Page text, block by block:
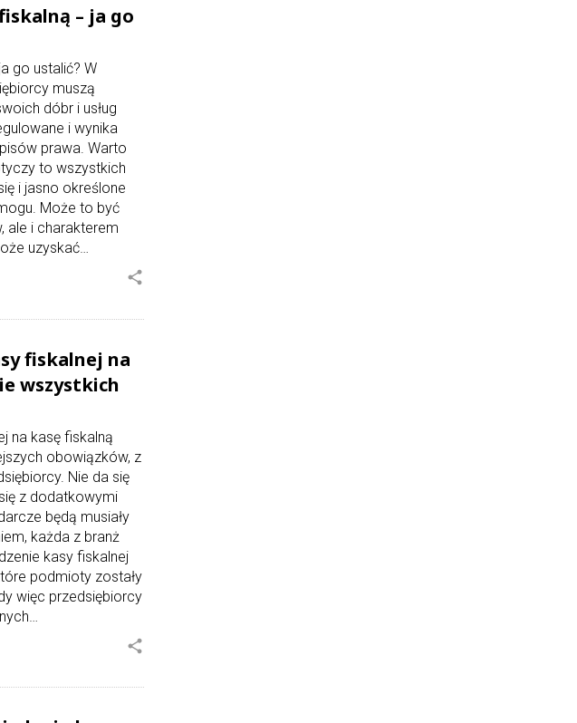
– ja go
go ustalić? W
muszą
dóbr i usług
i wynika
prawa. Warto
to wszystkich
i jasno określone
Może to być
ale i charakterem
uzyskać…
share
fiskalnej na
wszystkich
na kasę fiskalną
obowiązków, z
Nie da się
z dodatkowymi
będą musiały
każda z branż
kasy fiskalnej
podmioty zostały
więc przedsiębiorcy
share